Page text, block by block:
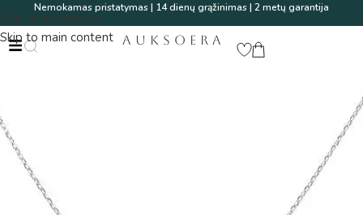
Skip to navigation
Skip to main content
Nemokamas pristatymas | 14 dienų grąžinimas | 2 metų garantija
AUKSOERA